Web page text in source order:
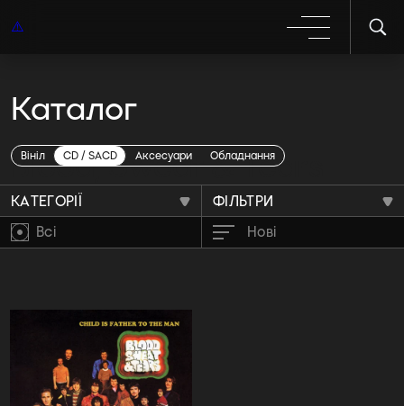
Каталог
Вініл CD / SACD Аксесуари Обладнання
Blood, Sweat & Tears
КАТЕГОРІЇ
ФІЛЬТРИ
Всі
Нові